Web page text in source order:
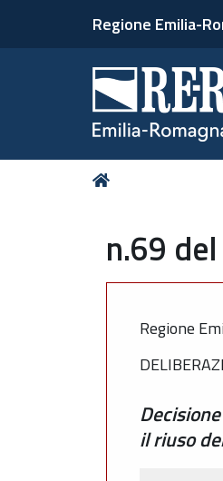
Regione Emilia-
Tu
n.69
Regione
il riuso